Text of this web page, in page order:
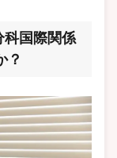
国際関係
？